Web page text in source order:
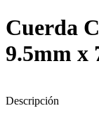
Cuerda
9.5mm x
Descripción